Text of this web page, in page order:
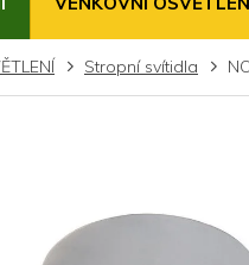
Stropní svítidla